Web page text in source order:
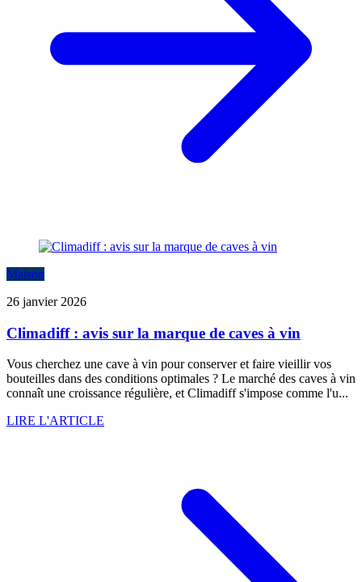
Maison
26 janvier 2026
Climadiff : avis sur la marque de caves à vin
Vous cherchez une cave à vin pour conserver et faire vieillir vos
bouteilles dans des conditions optimales ? Le marché des caves à vin
connaît une croissance régulière, et Climadiff s'impose comme l'u...
LIRE L'ARTICLE